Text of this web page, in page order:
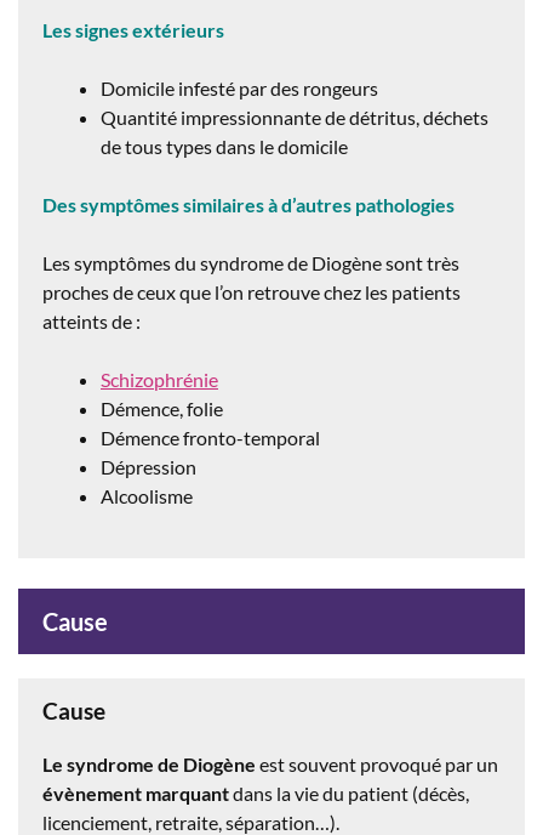
Les signes extérieurs
Domicile infesté par des rongeurs
Quantité impressionnante de détritus, déchets
de tous types dans le domicile
Des symptômes similaires à d’autres pathologies
Les symptômes du syndrome de Diogène sont très
proches de ceux que l’on retrouve chez les patients
atteints de :
Schizophrénie
Démence, folie
Démence fronto-temporal
Dépression
Alcoolisme
Cause
Cause
Le syndrome de Diogène est souvent provoqué par un
évènement marquantdans la vie du patient (décès,
licenciement, retraite, séparation…).